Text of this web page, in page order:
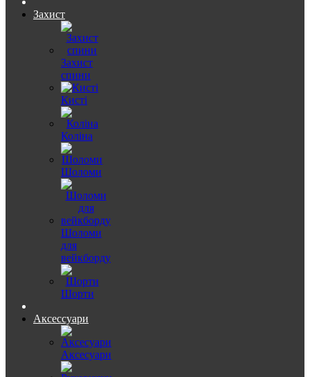
Захист
Захист
спини
Кисті
Коліна
Шоломи
Шоломи
для
вейкборду
Шорти
Аксессуари
Аксесуари